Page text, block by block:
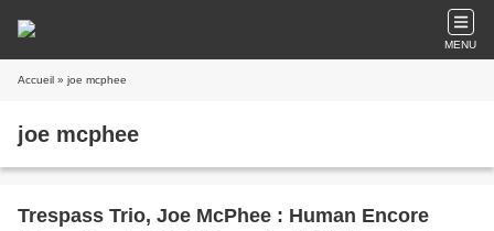
MENU
Accueil » joe mcphee
joe mcphee
Trespass Trio, Joe McPhee : Human Encore